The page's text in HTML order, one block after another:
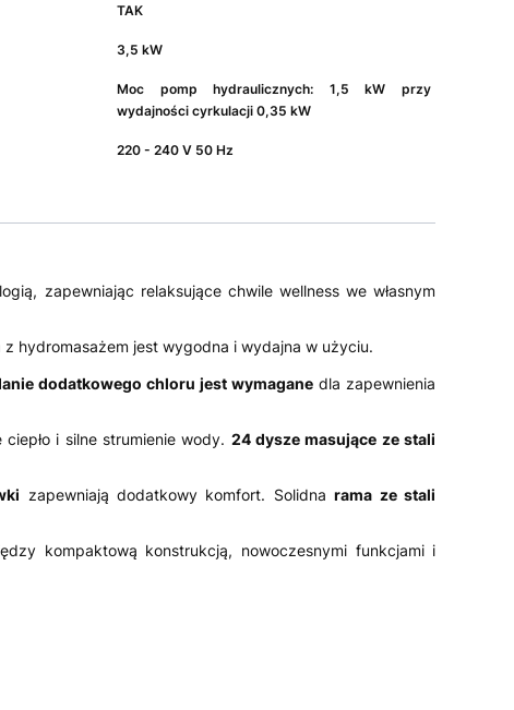
TAK
3,5 kW
Moc pomp hydraulicznych: 1,5 kW przy
wydajności cyrkulacji 0,35 kW
220 - 240 V 50 Hz
zapewniając relaksujące chwile wellness we własnym
z hydromasażem jest wygodna i wydajna w użyciu.
dodatkowego chloru jest wymaganedla zapewnienia
i silne strumienie wody. 24 dysze masujące ze stali
zapewniają dodatkowy komfort. Solidnarama ze stali
kompaktową konstrukcją, nowoczesnymi funkcjami i